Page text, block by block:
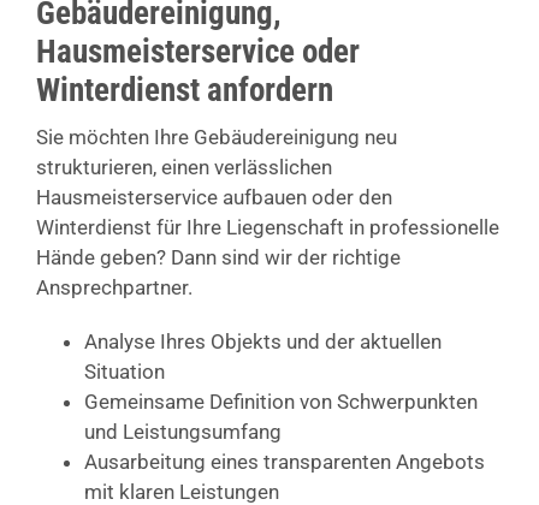
Gebäudereinigung,
Hausmeisterservice oder
Winterdienst anfordern
Sie möchten Ihre Gebäudereinigung neu
strukturieren, einen verlässlichen
Hausmeisterservice aufbauen oder den
Winterdienst für Ihre Liegenschaft in professionelle
Hände geben? Dann sind wir der richtige
Ansprechpartner.
Analyse Ihres Objekts und der aktuellen
Situation
Gemeinsame Definition von Schwerpunkten
und Leistungsumfang
Ausarbeitung eines transparenten Angebots
mit klaren Leistungen